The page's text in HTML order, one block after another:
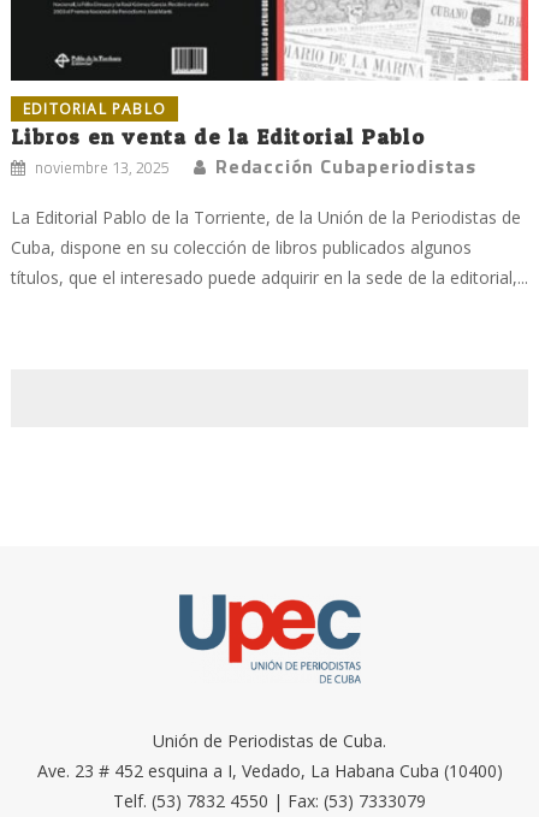
EDITORIAL PABLO
Libros en venta de la Editorial Pablo
noviembre 13, 2025 Redacción Cubaperiodistas
La Editorial Pablo de la Torriente, de la Unión de la Periodistas de
Cuba, dispone en su colección de libros publicados algunos
títulos, que el interesado puede adquirir en la sede de la editorial,...
Unión de Periodistas de Cuba.
Ave. 23 # 452 esquina a I, Vedado, La Habana Cuba (10400)
Telf. (53) 7832 4550 | Fax: (53) 7333079